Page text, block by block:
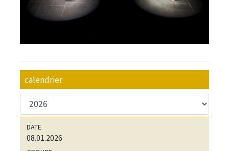
calendrier
08.01.2026